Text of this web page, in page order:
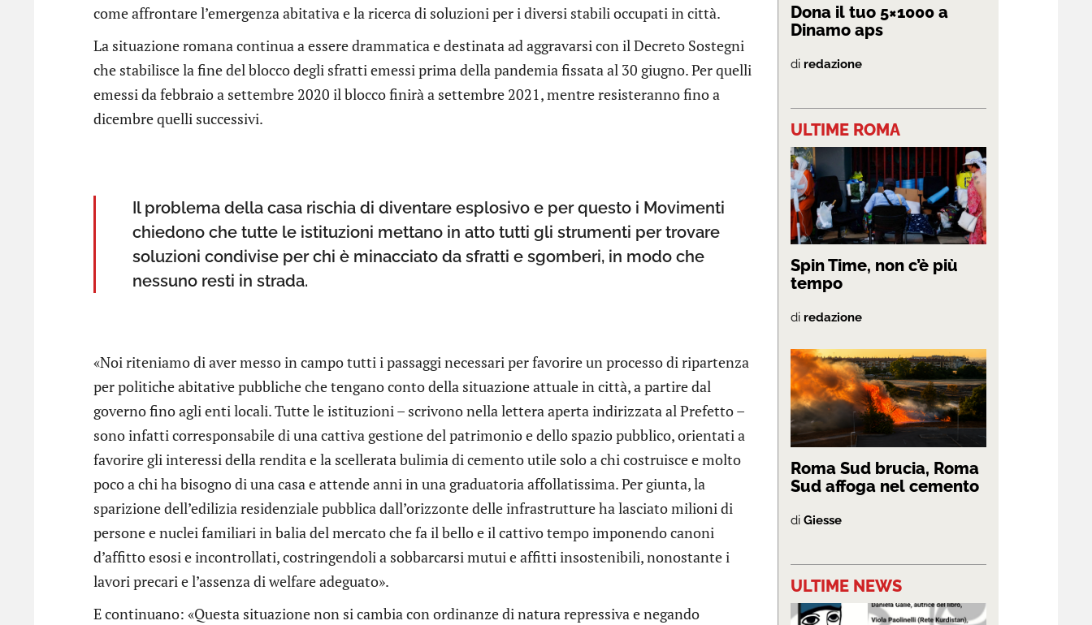
come affrontare l’emergenza abitativa e la ricerca di soluzioni per i diversi stabili occupati in città.
La situazione romana continua a essere drammatica e destinata ad aggravarsi con il Decreto Sostegni
che stabilisce la fine del blocco degli sfratti emessi prima della pandemia fissata al 30 giugno. Per quelli
emessi da febbraio a settembre 2020 il blocco finirà a settembre 2021, mentre resisteranno fino a
dicembre quelli successivi.
Il problema della casa rischia di diventare esplosivo e per questo i Movimenti
chiedono che tutte le istituzioni mettano in atto tutti gli strumenti per trovare
soluzioni condivise per chi è minacciato da sfratti e sgomberi, in modo che
nessuno resti in strada.
«Noi riteniamo di aver messo in campo tutti i passaggi necessari per favorire un processo di ripartenza
per politiche abitative pubbliche che tengano conto della situazione attuale in città, a partire dal
governo fino agli enti locali. Tutte le istituzioni – scrivono nella lettera aperta indirizzata al Prefetto –
sono infatti corresponsabile di una cattiva gestione del patrimonio e dello spazio pubblico, orientati a
favorire gli interessi della rendita e la scellerata bulimia di cemento utile solo a chi costruisce e molto
poco a chi ha bisogno di una casa e attende anni in una graduatoria affollatissima. Per giunta, la
sparizione dell’edilizia residenziale pubblica dall’orizzonte delle infrastrutture ha lasciato milioni di
persone e nuclei familiari in balia del mercato che fa il bello e il cattivo tempo imponendo canoni
d’affitto esosi e incontrollati, costringendoli a sobbarcarsi mutui e affitti insostenibili, nonostante i
lavori precari e l’assenza di welfare adeguato».
E continuano: «Questa situazione non si cambia con ordinanze di natura repressiva e negando
Dona il tuo 5×1000 a
Dinamo aps
di redazione
ULTIME ROMA
Spin Time, non c’è più
tempo
di redazione
Roma Sud brucia, Roma
Sud affoga nel cemento
di Giesse
ULTIME NEWS